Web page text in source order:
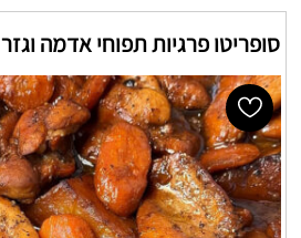
סופריטו פרגיות תפוחי אדמה וגזר